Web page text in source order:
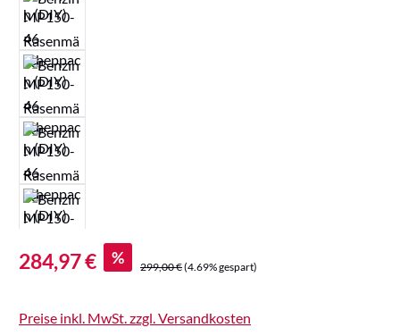
Verkaufspreis:
284,97 € % Regulärer Preis:
299,00 €(4.69% gespart)
Preise inkl. MwSt. zzgl. Versandkosten